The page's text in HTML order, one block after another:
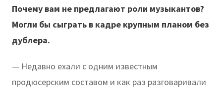
Почему вам не предлагают роли музыкантов?
Могли бы сыграть в кадре крупным планом без
дублера.
— Недавно ехали с одним известным
продюсерским составом и как раз разговаривали